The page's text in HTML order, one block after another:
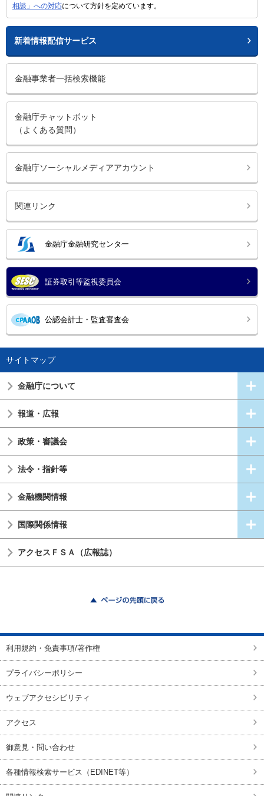
相談」への対応について方針を定めています。
新着情報配信サービス
金融事業者一括検索機能
金融庁チャットボット
（よくある質問）
金融庁ソーシャルメディアアカウント
関連リンク
金融庁金融研究センター
証券取引等監視委員会
公認会計士・監査審査会
サイトマップ
金融庁について
報道・広報
政策・審議会
法令・指針等
金融機関情報
国際関係情報
アクセスＦＳＡ（広報誌）
利用規約・免責事項/著作権
プライバシーポリシー
ウェブアクセシビリティ
アクセス
御意見・問い合わせ
各種情報検索サービス（EDINET等）